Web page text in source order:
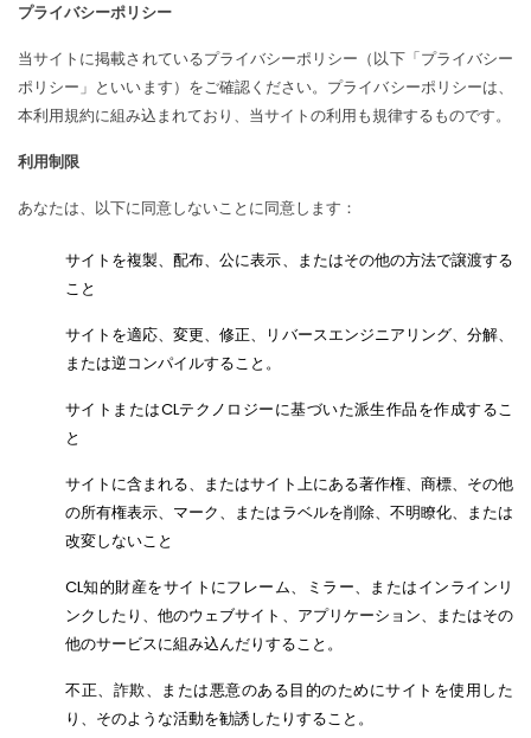
プライバシーポリシー
当サイトに掲載されているプライバシーポリシー（以下「プライバシー
ポリシー」といいます）をご確認ください。プライバシーポリシーは、
本利用規約に組み込まれており、当サイトの利用も規律するものです。
利用制限
あなたは、以下に同意しないことに同意します：
サイトを複製、配布、公に表示、またはその他の方法で譲渡する
こと
サイトを適応、変更、修正、リバースエンジニアリング、分解、
または逆コンパイルすること。
サイトまたはCLテクノロジーに基づいた派生作品を作成するこ
と
サイトに含まれる、またはサイト上にある著作権、商標、その他
の所有権表示、マーク、またはラベルを削除、不明瞭化、または
改変しないこと
CL知的財産をサイトにフレーム、ミラー、またはインラインリ
ンクしたり、他のウェブサイト、アプリケーション、またはその
他のサービスに組み込んだりすること。
不正、詐欺、または悪意のある目的のためにサイトを使用した
り、そのような活動を勧誘したりすること。